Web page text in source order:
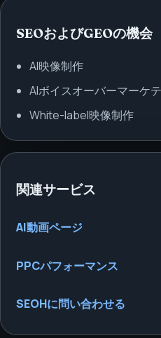
SEOおよびGEOの機会
AI映像制作
AIボイスオーバーマーケ
White-label映像制作
関連サービス
AI動画ページ
PPCパフォーマンス
SEOHに問い合わせる